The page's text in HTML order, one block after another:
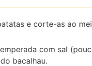
e corte-as ao
com sal
bacalhau.